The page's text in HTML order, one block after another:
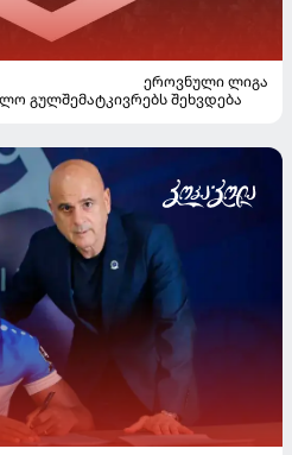
ᲔᲠᲝᲕᲜᲣᲚᲘ ᲚᲘᲒᲐ
გულშემატკივრებს შეხვდება